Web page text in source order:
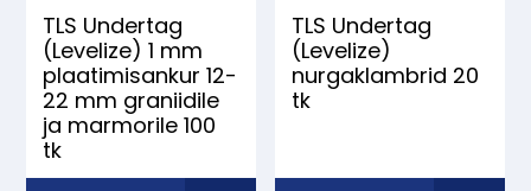
TLS Undertag
(Levelize) 1 mm
plaatimisankur 12-
22 mm graniidile
ja marmorile 100
tk
TLS Undertag
(Levelize)
nurgaklambrid 20
tk